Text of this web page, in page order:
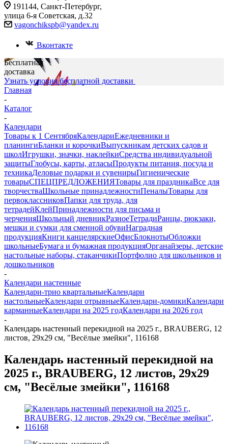
191144, Санкт-Петербург,
улица 6-я Советская, д.32
vagonchikspb@yandex.ru
Вконтакте
Бесплатная
доставка
Узнать условия бесплатной доставки
Главная
-
Каталог
-
Календари
Товары к 1 СентябряКалендариЕжедневники и
планингиБланки и корочкиВыпускникам детских садов и
школИгрушки, значки, наклейкиСредства индивидуальной
защитыГлобусы, карты, атласыПродукты питания, посуда и
техникаДеловые подарки и сувенирыГигиенические
товарыСПЕЦПРЕДЛОЖЕНИЯТовары для праздникаВсе для
творчестваШкольные принадлежностиПеналыТовары для
первоклассниковПапки для труда, для
тетрадейКлейПринадлежности для письма и
черченияШкольный дневникРазноеТетрадиРанцы, рюкзаки,
мешки и сумки для сменной обувиНаградная
продукцияКниги канцелярскиеОфисБлокнотыОбложки
школьныеБумага и бумажная продукцияОрганайзеры, детские
настольные наборы, стаканчикиПортфолио для школьников и
дошкольников
-
Календари настенные
Календари-трио квартальныеКалендари
настольныеКалендари отрывныеКалендари-домикиКалендари
карманныеКалендари на 2025 годКалендари на 2026 год
-
Календарь настенный перекидной на 2025 г., BRAUBERG, 12
листов, 29х29 см, "Весёлые змейки", 116168
Календарь настенный перекидной на
2025 г., BRAUBERG, 12 листов, 29х29
см, "Весёлые змейки", 116168